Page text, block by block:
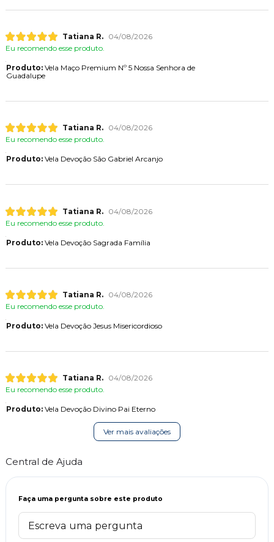
Tatiana R.
04/08/2026
Eu recomendo esse produto.
Produto:Vela Maço Premium Nº 5 Nossa Senhora de
Guadalupe
Tatiana R.
04/08/2026
Eu recomendo esse produto.
Produto:Vela Devoção São Gabriel Arcanjo
Tatiana R.
04/08/2026
Eu recomendo esse produto.
Produto:Vela Devoção Sagrada Família
Tatiana R.
04/08/2026
Eu recomendo esse produto.
Produto:Vela Devoção Jesus Misericordioso
Tatiana R.
04/08/2026
Eu recomendo esse produto.
Produto:Vela Devoção Divino Pai Eterno
Ver mais avaliações
Central de Ajuda
Faça uma pergunta sobre este produto